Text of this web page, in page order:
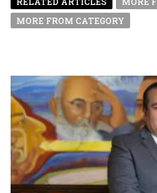
MORE FROM CATEGORY